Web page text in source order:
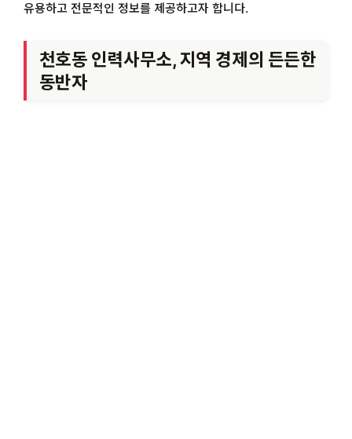
유용하고 전문적인 정보를 제공하고자 합니다.
천호동 인력사무소, 지역 경제의 든든한
동반자